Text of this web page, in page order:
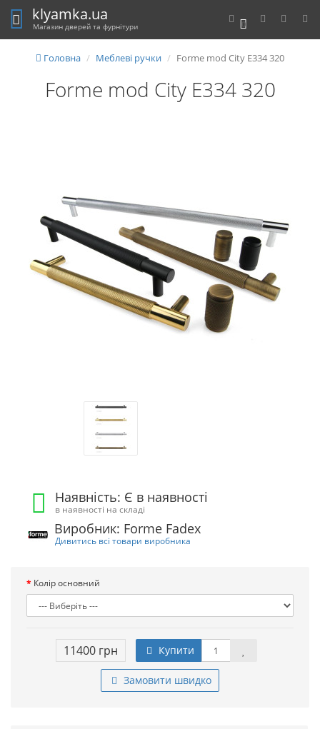
0
klyamka.ua
Магазин дверей та фурнітури
Головна Меблеві ручки Forme mod City E334 320
Forme mod City E334 320
Наявність: Є в наявності
в наявності на складі
Виробник: Forme Fadex
Дивитись всі товари виробника
Колір основний
11400 грн Купити
Замовити швидко